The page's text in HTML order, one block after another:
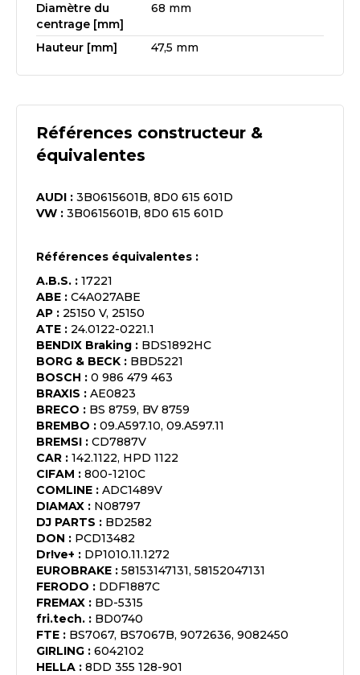
Diamètre du
centrage [mm]
68 mm
Hauteur [mm] 47,5 mm
Références constructeur &
équivalentes
AUDI : 3B0615601B, 8D0 615 601D
VW : 3B0615601B, 8D0 615 601D
Références équivalentes :
A.B.S. : 17221
ABE : C4A027ABE
AP : 25150 V, 25150
ATE : 24.0122-0221.1
BENDIX Braking : BDS1892HC
BORG & BECK : BBD5221
BOSCH : 0 986 479 463
BRAXIS : AE0823
BRECO : BS 8759, BV 8759
BREMBO : 09.A597.10, 09.A597.11
BREMSI : CD7887V
CAR : 142.1122, HPD 1122
CIFAM : 800-1210C
COMLINE : ADC1489V
DIAMAX : N08797
DJ PARTS : BD2582
DON : PCD13482
Dr!ve+ : DP1010.11.1272
EUROBRAKE : 58153147131, 58152047131
FERODO : DDF1887C
FREMAX : BD-5315
fri.tech. : BD0740
FTE : BS7067, BS7067B, 9072636, 9082450
GIRLING : 6042102
HELLA : 8DD 355 128-901